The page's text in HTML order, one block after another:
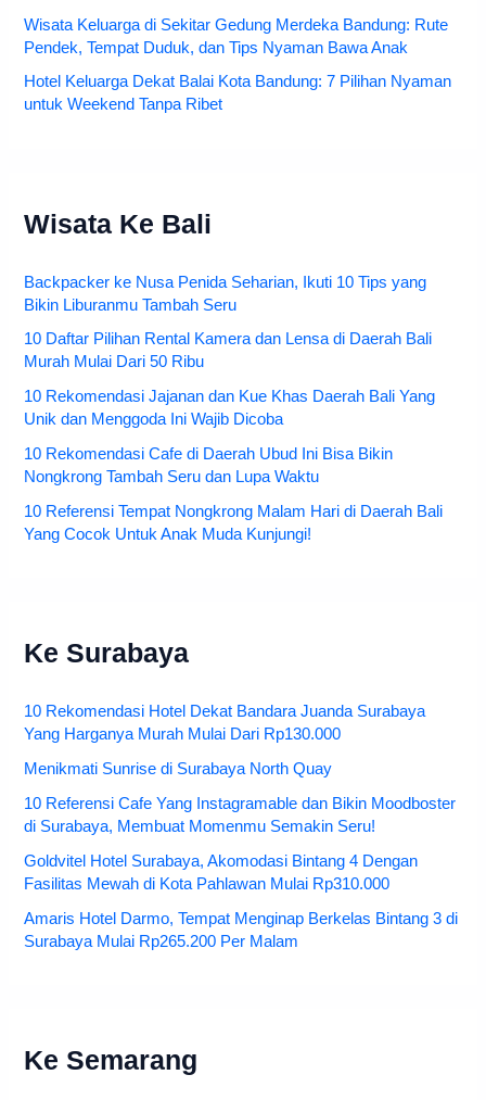
Wisata Keluarga di Sekitar Gedung Merdeka Bandung: Rute
Pendek, Tempat Duduk, dan Tips Nyaman Bawa Anak
Hotel Keluarga Dekat Balai Kota Bandung: 7 Pilihan Nyaman
untuk Weekend Tanpa Ribet
Wisata Ke Bali
Backpacker ke Nusa Penida Seharian, Ikuti 10 Tips yang
Bikin Liburanmu Tambah Seru
10 Daftar Pilihan Rental Kamera dan Lensa di Daerah Bali
Murah Mulai Dari 50 Ribu
10 Rekomendasi Jajanan dan Kue Khas Daerah Bali Yang
Unik dan Menggoda Ini Wajib Dicoba
10 Rekomendasi Cafe di Daerah Ubud Ini Bisa Bikin
Nongkrong Tambah Seru dan Lupa Waktu
10 Referensi Tempat Nongkrong Malam Hari di Daerah Bali
Yang Cocok Untuk Anak Muda Kunjungi!
Ke Surabaya
10 Rekomendasi Hotel Dekat Bandara Juanda Surabaya
Yang Harganya Murah Mulai Dari Rp130.000
Menikmati Sunrise di Surabaya North Quay
10 Referensi Cafe Yang Instagramable dan Bikin Moodboster
di Surabaya, Membuat Momenmu Semakin Seru!
Goldvitel Hotel Surabaya, Akomodasi Bintang 4 Dengan
Fasilitas Mewah di Kota Pahlawan Mulai Rp310.000
Amaris Hotel Darmo, Tempat Menginap Berkelas Bintang 3 di
Surabaya Mulai Rp265.200 Per Malam
Ke Semarang